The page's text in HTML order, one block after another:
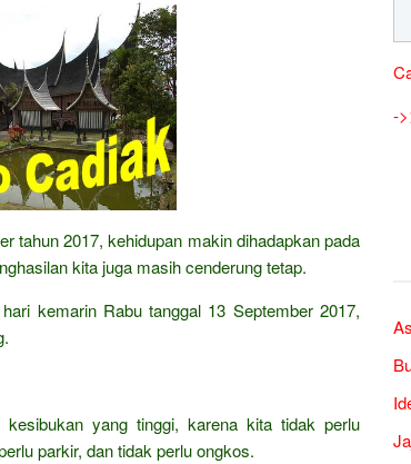
tahun 2017, kehidupan makin dihadapkan pada
kita juga masih cenderung tetap.
kemarin Rabu tanggal 13 September 2017,
yang tinggi, karena kita tidak perlu
parkir, dan tidak perlu ongkos.
-